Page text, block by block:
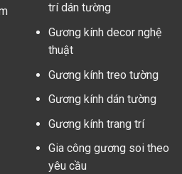
trí dán tường
Gương kính decor nghệ
thuật
Gương kính treo tường
Gương kính dán tường
Gương kính trang trí
Gia công gương soi theo
yêu cầu